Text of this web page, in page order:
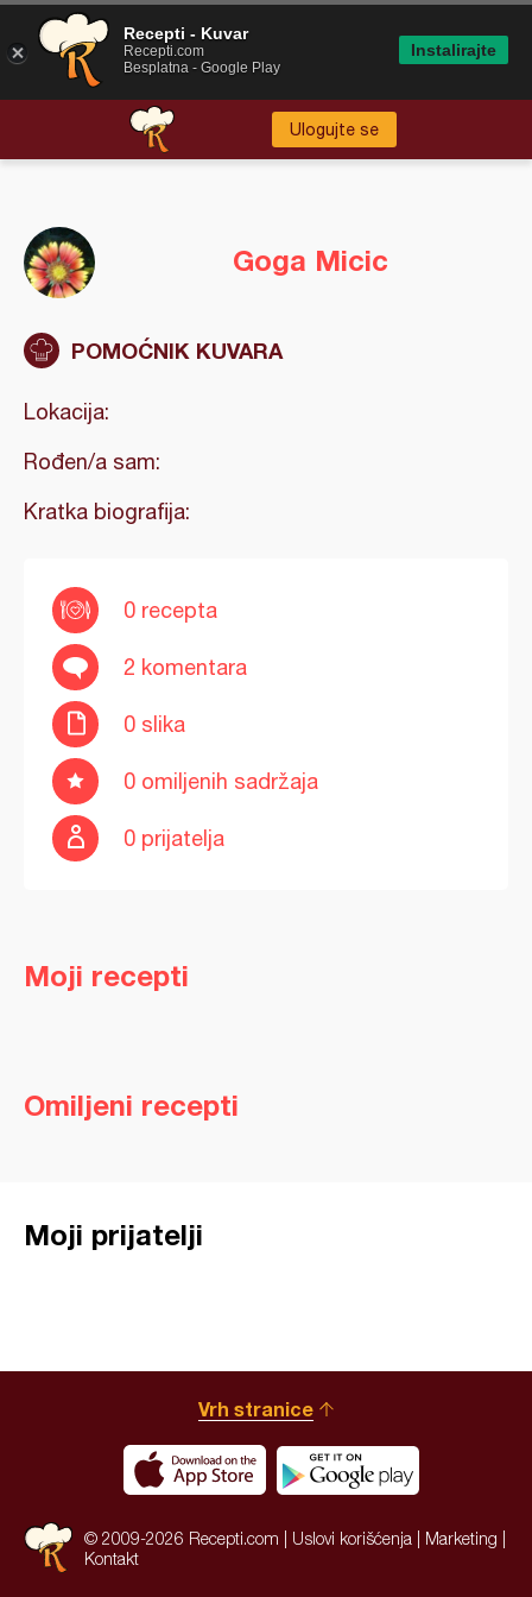
Ulogujte se
Goga Micic
POMOĆNIK KUVARA
Lokacija:
Rođen/a sam:
Kratka biografija:
0 recepta
2 komentara
0 slika
0 omiljenih sadržaja
0 prijatelja
Moji recepti
Omiljeni recepti
Moji prijatelji
Vrh stranice
© 2009-2026 Recepti.com | Uslovi korišćenja Marketing
Kontakt
Recepti - Kuvar
Recepti.com
Besplatna - Google Play
Instalirajte